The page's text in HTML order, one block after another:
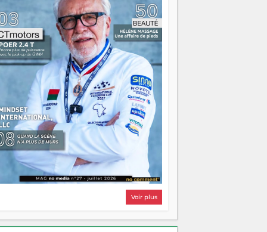
on pourrait s'arrêter là, applaudir et
chez soi satisfait. Mais ce serait
à côté d'une chose essentielle. La
ça brûle fort — et parfois, ça brûle
Une flamme sans direction peut
autant qu'elle peut consumer. C'est
que les aînés entrent en scène — pas
reprendre le gouvernail, mais pour
où sont les récifs. Les jeunes ont la
les vieux ont l'expérience, comme on
Ce n'est pas un combat de générations
c'est une question d'équipage. Partagez
réussites, mais aussi vos échecs. Surtout
échecs, d'ailleurs — ils enseignent
que n'importe quel manuel. À
la barque avance. Il faut juste
que tout le monde rame dans le
Voir plus